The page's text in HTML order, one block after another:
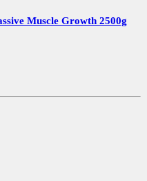
Muscle Growth 2500g